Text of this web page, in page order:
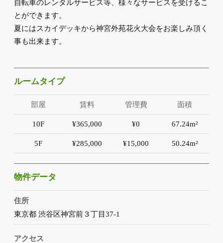
自転車のレンタルサービス等、様々なサービスを受けるこ
とができます。
夏にはスカイデッキから神宮外苑花火大会をお楽しみ頂く
事も出来ます。
ルームタイプ
部屋 賃料 管理費 面積
10F ¥365,000 ¥0 67.24m²
5F ¥285,000 ¥15,000 50.24m²
物件データ
住所
東京都 渋谷区神宮前３丁目37-1
アクセス